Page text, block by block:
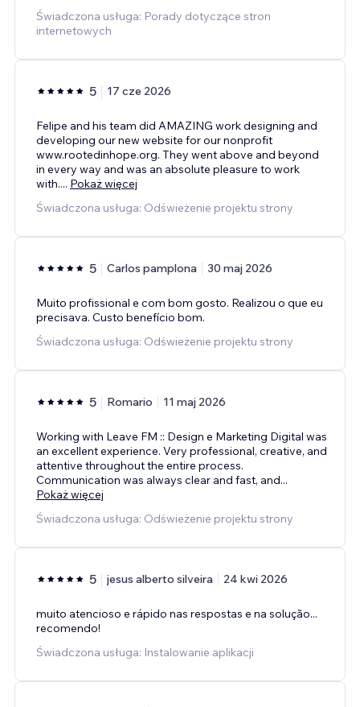
Świadczona usługa: Porady dotyczące stron
internetowych
5 17 cze 2026
Felipe and his team did AMAZING work designing and
developing our new website for our nonprofit
www.rootedinhope.org. They went above and beyond
in every way and was an absolute pleasure to work
with.... Pokaż więcej
Świadczona usługa: Odświeżenie projektu strony
5 Carlos pamplona 30 maj 2026
Muito profissional e com bom gosto. Realizou o que eu
precisava. Custo benefício bom.
Świadczona usługa: Odświeżenie projektu strony
5 Romario 11 maj 2026
Working with Leave FM :: Design e Marketing Digital was
an excellent experience. Very professional, creative, and
attentive throughout the entire process.
Communication was always clear and fast, and...
Pokaż więcej
Świadczona usługa: Odświeżenie projektu strony
5 jesus alberto silveira 24 kwi 2026
muito atencioso e rápido nas respostas e na solução...
recomendo!
Świadczona usługa: Instalowanie aplikacji